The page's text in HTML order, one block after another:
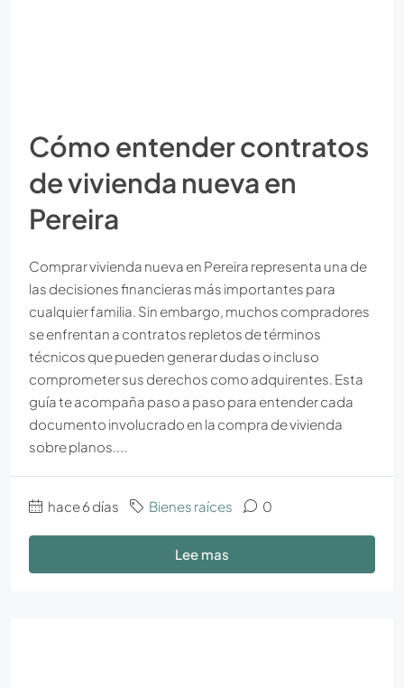
Cómo entender contratos
de vivienda nueva en
Pereira
Comprar vivienda nueva en Pereira representa una de
las decisiones financieras más importantes para
cualquier familia. Sin embargo, muchos compradores
se enfrentan a contratos repletos de términos
técnicos que pueden generar dudas o incluso
comprometer sus derechos como adquirentes. Esta
guía te acompaña paso a paso para entender cada
documento involucrado en la compra de vivienda
sobre planos....
hace 6 días Bienes raíces 0
Lee mas